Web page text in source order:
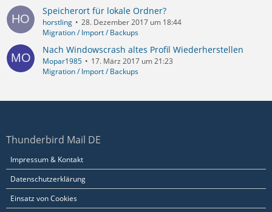
Speicherort für lokale Ordner?
horstling
28. Dezember 2017 um 18:44
Migration / Import / Backups
Nach Windowscrash altes Profil Wiederherstellen
Mopar1985
17. März 2017 um 21:23
Migration / Import / Backups
Thunderbird Mail DE
Impressum & Kontakt
Datenschutzerklärung
Einsatz von Cookies